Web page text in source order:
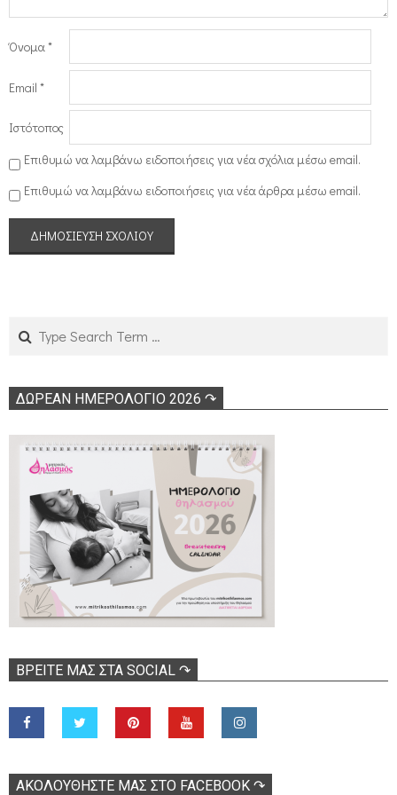
Όνομα*
Email *
Ιστότοπος
Επιθυμώ να λαμβάνω ειδοποιήσεις για νέα σχόλια μέσω email.
Επιθυμώ να λαμβάνω ειδοποιήσεις για νέα άρθρα μέσω email.
ΔΩΡΕΑΝ ΗΜΕΡΟΛΟΓΙΟ 2026 ↷
ΒΡΕΊΤΕ ΜΑΣ ΣΤΑ SOCIAL ↷
ΑΚΟΛOΥΘΉΣΤΕ ΜΑΣ ΣΤΟ FACEBOOK ↷